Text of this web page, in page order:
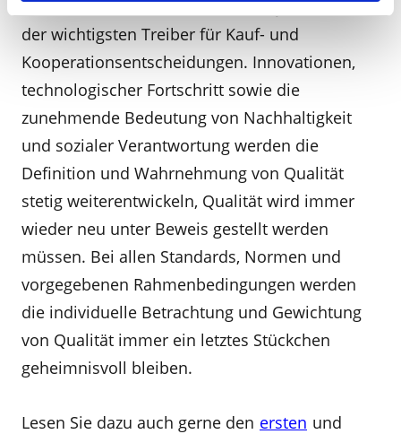
in Deutschland (»made in Germany«) – einer
der wichtigsten Treiber für Kauf- und
Kooperationsentscheidungen. Innovationen,
technologischer Fortschritt sowie die
zunehmende Bedeutung von Nachhaltigkeit
und sozialer Verantwortung werden die
Definition und Wahrnehmung von Qualität
stetig weiterentwickeln, Qualität wird immer
wieder neu unter Beweis gestellt werden
müssen. Bei allen Standards, Normen und
vorgegebenen Rahmenbedingungen werden
die individuelle Betrachtung und Gewichtung
von Qualität immer ein letztes Stückchen
geheimnisvoll bleiben.
Lesen Sie dazu auch gerne den ersten und